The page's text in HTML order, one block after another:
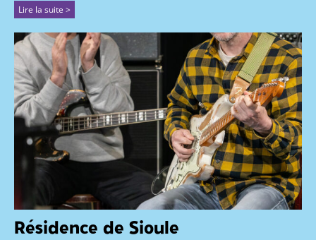
Lire la suite >
Résidence de Sioule